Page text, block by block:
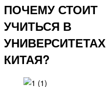
ПОЧЕМУ СТОИТ
УЧИТЬСЯ В
УНИВЕРСИТЕТАХ
КИТАЯ?